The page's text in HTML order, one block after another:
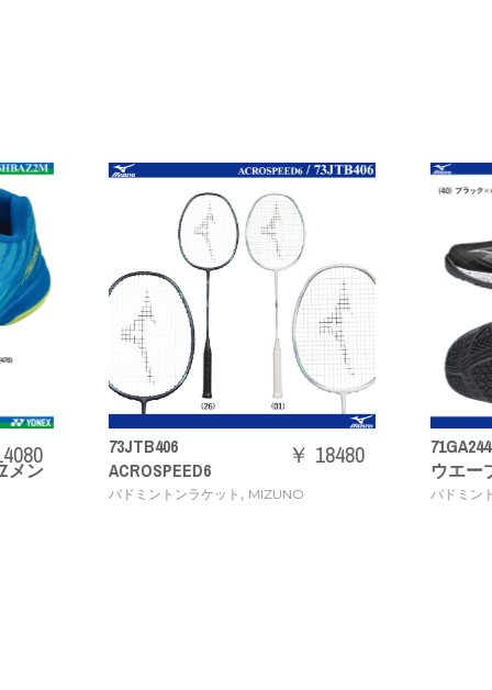
MIZUNO
￥ 18480
71GA2444
ウエーブクロー 3 WIDE
バドミントンシューズ MIZUNO
￥